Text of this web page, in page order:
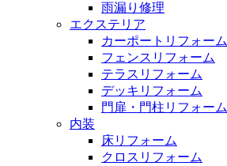
雨漏り修理
エクステリア
カーポートリフォーム
フェンスリフォーム
テラスリフォーム
デッキリフォーム
門扉・門柱リフォーム
内装
床リフォーム
クロスリフォーム